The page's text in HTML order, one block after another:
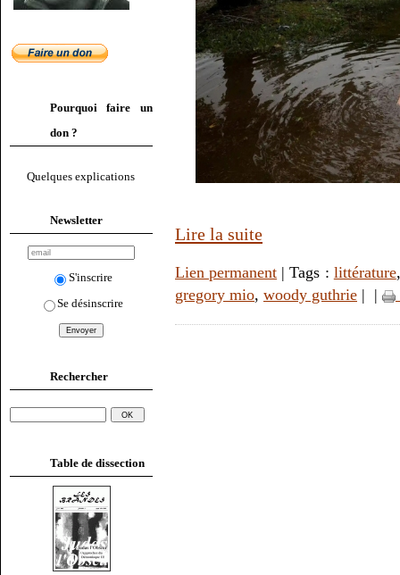
Pourquoi faire un
don ?
Quelques explications
Newsletter
S'inscrire
Se désinscrire
Rechercher
Table de dissection
Lire la suite
Lien permanent | Tags : littérature
gregory mio, woody guthrie | |